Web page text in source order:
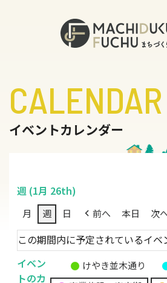
CALENDAR
イベントカレンダー
週 (1月 26th)
月 週 日 前へ 本日 次
この期間内に予定されているイベ
イベン
トのカ
けやき並木通り